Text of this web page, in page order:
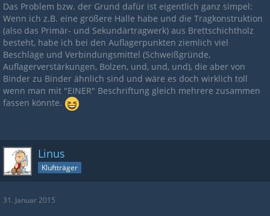
Das Problem bzw. der Grund dafür ist eigentlich ganz simpel:
Wenn ich z.B. eine größere Halle habe und die Tragkonstruktion
(also das Primär- und Sekundärtragwerk) aus Brettschichtholz
besteht, habe ich bei den Auflagerpunkten ziemlich viel
Beschläge und Verbindungsmittel (Schweißgründe,
Auflagerverstärkungen, Bolzen, und, und, und), die aber von
Binder zu Binder ähnlich sind und wäre es doch wirklich toll
wenn man mit "EINER" Beschriftung gleich mehrere zusammen
fassen könnte.
Linus
Kluftträger
31. Januar 2015